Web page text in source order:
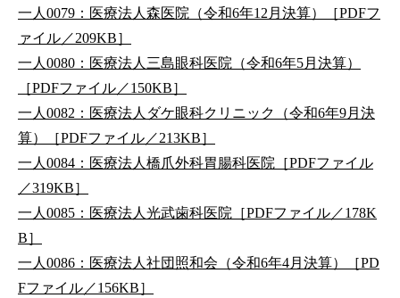
一人0079：医療法人森医院（令和6年12月決算）［PDFフ
ァイル／209KB］
一人0080：医療法人三島眼科医院（令和6年5月決算）
［PDFファイル／150KB］
一人0082：医療法人ダケ眼科クリニック（令和6年9月決
算）［PDFファイル／213KB］
一人0084：医療法人橋爪外科胃腸科医院［PDFファイル
／319KB］
一人0085：医療法人光武歯科医院［PDFファイル／178K
B］
一人0086：医療法人社団照和会（令和6年4月決算）［PD
Fファイル／156KB］